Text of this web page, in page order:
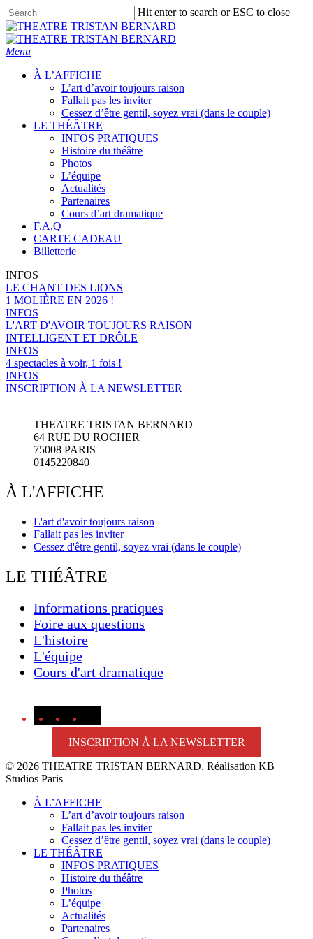
Skip
to
main
content
Hit enter to search or ESC to close
Close
Search
Menu
À L’AFFICHE
L’art d’avoir toujours raison
Fallait pas les inviter
Cessez d’être gentil, soyez vrai (dans le couple)
LE THÉÂTRE
INFOS PRATIQUES
Histoire du théâtre
Photos
L’équipe
Actualités
Partenaires
Cours d’art dramatique
F.A.Q
CARTE CADEAU
Billetterie
INFOS
LE CHANT DES LIONS
1 MOLIÈRE EN 2026 !
INFOS
L'ART D'AVOIR TOUJOURS RAISON
INTELLIGENT ET DRÔLE
INFOS
4 spectacles à voir, 1 fois !
INFOS
INSCRIPTION À LA NEWSLETTER
THEATRE TRISTAN BERNARD
64 RUE DU ROCHER
75008 PARIS
0145220840
À L'AFFICHE
L'art d'avoir toujours raison
Fallait pas les inviter
Cessez d'être gentil, soyez vrai (dans le couple)
LE THÉÂTRE
Informations pratiques
Foire aux questions
L'histoire
L'équipe
Cours d'art dramatique
INSCRIPTION À LA NEWSLETTER
© 2026 THEATRE TRISTAN BERNARD. Réalisation KB
Studios Paris
Close
À L’AFFICHE
L’art d’avoir toujours raison
Fallait pas les inviter
Cessez d’être gentil, soyez vrai (dans le couple)
LE THÉÂTRE
INFOS PRATIQUES
Histoire du théâtre
Photos
L’équipe
Actualités
Partenaires